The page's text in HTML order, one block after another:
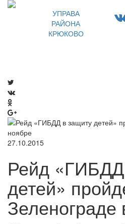
УПРАВА
РАЙОНА
КРЮКОВО
27.10.2015
Рейд
детей»
Зеленограде